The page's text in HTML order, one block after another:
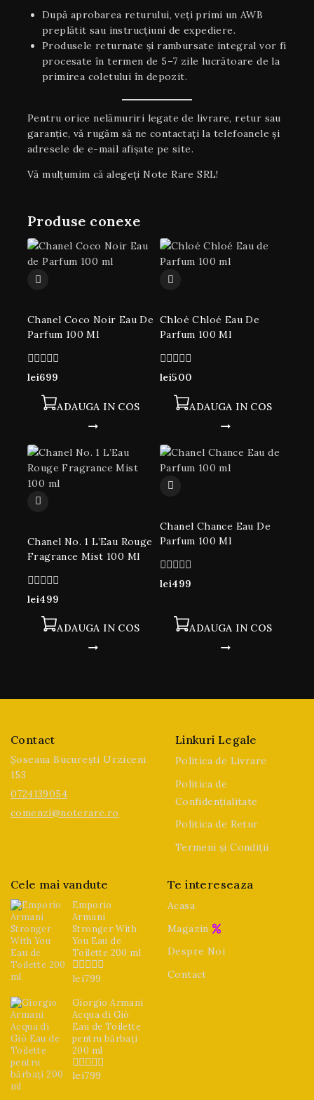
După aprobarea returului, veți primi un AWB
preplătit sau instrucțiuni de expediere.
Produsele returnate și rambursate integral vor fi
procesate în termen de 5–7 zile lucrătoare de la
primirea coletului în depozit.
Pentru orice nelămuriri legate de livrare, retur sau
garanţie, vă rugăm să ne contactați la telefoanele și
adresele de e-mail afișate pe site.
Vă mulțumim că alegeți Note Rare SRL!
Produse conexe
Chanel Coco Noir Eau De
Parfum 100 Ml
0
lei699
ADAUGA IN COS
Chloé Chloé Eau De
Parfum 100 Ml
0
lei500
ADAUGA IN COS
Chanel No. 1 L’Eau Rouge
Fragrance Mist 100 Ml
0
lei499
ADAUGA IN COS
Chanel Chance Eau De
Parfum 100 Ml
0
lei499
ADAUGA IN COS
Contact
Șoseaua București Urziceni
153
0724139054
comenzi@noterare.ro
Linkuri Legale
Politica de Livrare
Politica de
Confidențialitate
Politica de Retur
Termeni și Condiții
Cele mai vandute
Emporio
Armani
Stronger With
You Eau de
Toilette 200 ml
0
5
lei799
Giorgio Armani
Acqua di Giò
Eau de Toilette
pentru bărbați
200 ml
0
lei799
Te intereseaza
Acasa
Magazin
Despre Noi
Contact